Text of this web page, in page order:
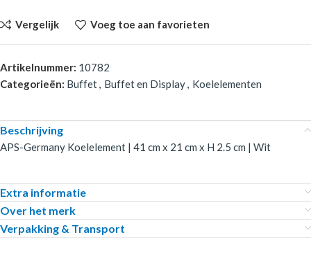
Vergelijk Voeg toe aan favorieten
Artikelnummer: 10782
Categorieën: Buffet, Buffet en Display, Koelelementen
Beschrijving
APS-Germany Koelelement | 41 cm x 21 cm x H 2.5 cm | Wit
Extra informatie
Over het merk
Verpakking & Transport